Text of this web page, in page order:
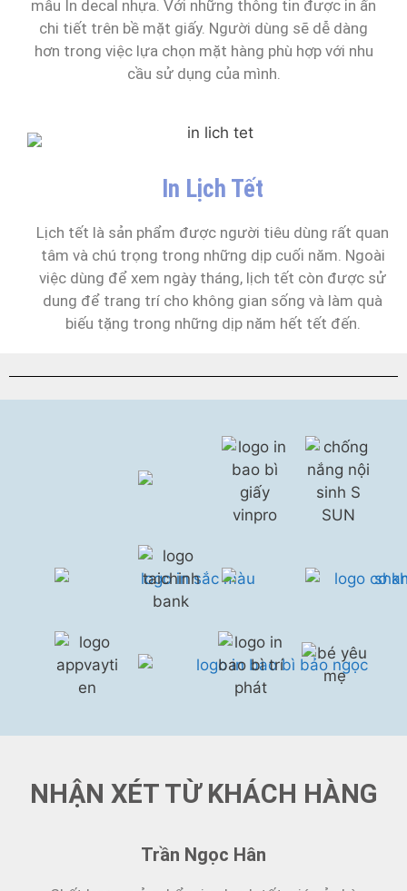
mẫu In decal nhựa. Với những thông tin được in ấn
chi tiết trên bề mặt giấy. Người dùng sẽ dễ dàng
hơn trong việc lựa chọn mặt hàng phù hợp với nhu
cầu sử dụng của mình.
In Lịch Tết
Lịch tết là sản phẩm được người tiêu dùng rất quan
tâm và chú trọng trong những dịp cuối năm. Ngoài
việc dùng để xem ngày tháng, lịch tết còn được sử
dung để trang trí cho không gian sống và làm quà
biếu tặng trong những dịp năm hết tết đến.
NHẬN XÉT TỪ KHÁCH HÀNG
Trần Ngọc Hân